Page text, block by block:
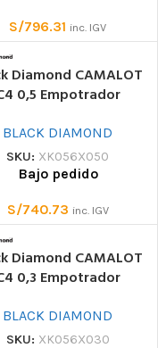
S/796.31 inc. IGV
Diamond CAMALOT
0,5 Empotrador
BLACK DIAMOND
SKU: XK056X050
Bajo pedido
S/740.73 inc. IGV
Diamond CAMALOT
0,3 Empotrador
BLACK DIAMOND
SKU: XK056X030